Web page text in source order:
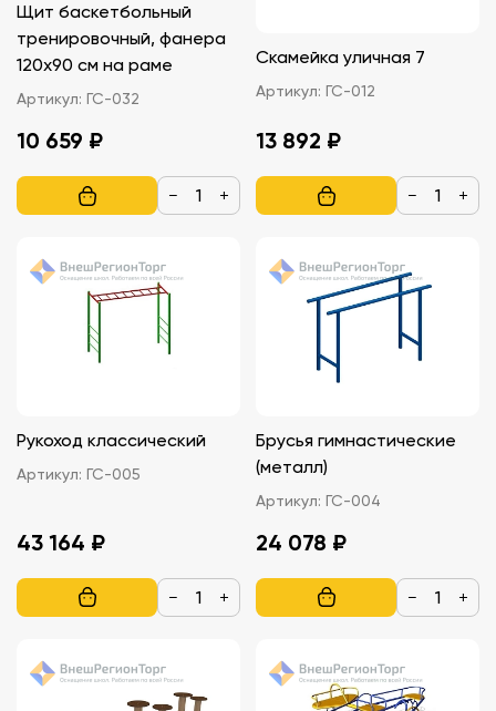
Щит баскетбольный
тренировочный, фанера
120х90 см на раме
Артикул: ГС-032
10 659 ₽
− +
Скамейка уличная 7
Артикул: ГС-012
13 892 ₽
− +
Рукоход классический
Артикул: ГС-005
43 164 ₽
− +
Брусья гимнастические
(металл)
Артикул: ГС-004
24 078 ₽
− +